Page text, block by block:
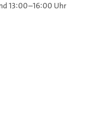
13:00–16:00 Uhr